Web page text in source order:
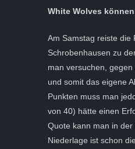
White Wolves
Am Samstag reiste die
Schrobenhausen zu
man versuchen,
und somit das eigene
Punkten muss man
von 40) hätte einen
Quote kann man in
Niederlage ist schon